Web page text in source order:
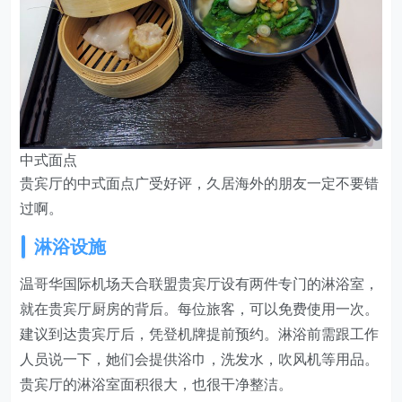
中式面点
贵宾厅的中式面点广受好评，久居海外的朋友一定不要错
过啊。
淋浴设施
温哥华国际机场天合联盟贵宾厅设有两件专门的淋浴室，
就在贵宾厅厨房的背后。每位旅客，可以免费使用一次。
建议到达贵宾厅后，凭登机牌提前预约。淋浴前需跟工作
人员说一下，她们会提供浴巾，洗发水，吹风机等用品。
贵宾厅的淋浴室面积很大，也很干净整洁。